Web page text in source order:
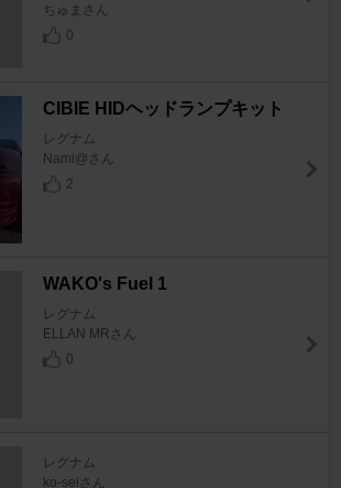
ちゅまさん
0
CIBIE HIDヘッドランプキット
レグナム
Nami@さん
2
WAKO's Fuel 1
レグナム
ELLAN MRさん
0
レグナム
ko-seiさん